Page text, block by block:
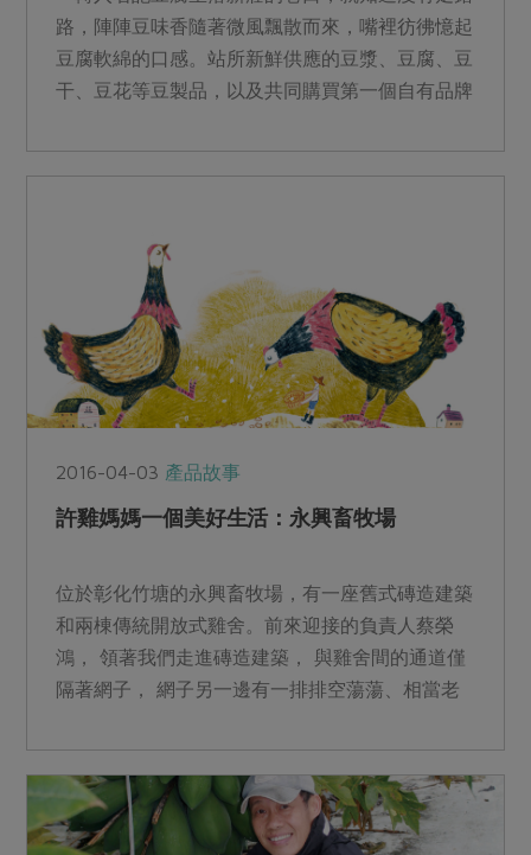
路，陣陣豆味香隨著微風飄散而來，嘴裡彷彿憶起
豆腐軟綿的口感。站所新鮮供應的豆漿、豆腐、豆
干、豆花等豆製品，以及共同購買第一個自有品牌
2016-04-03 產品故事
許雞媽媽一個美好生活：永興畜牧場
位於彰化竹塘的永興畜牧場，有一座舊式磚造建築
和兩棟傳統開放式雞舍。前來迎接的負責人蔡榮
鴻， 領著我們走進磚造建築， 與雞舍間的通道僅
隔著網子， 網子另一邊有一排排空蕩蕩、相當老